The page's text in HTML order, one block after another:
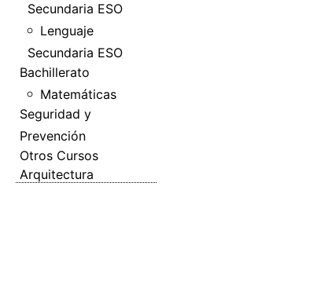
Secundaria ESO
Lenguaje
Secundaria ESO
Bachillerato
Matemáticas
Seguridad y
Prevención
Otros Cursos
Arquitectura